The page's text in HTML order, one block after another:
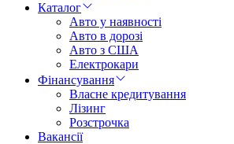
Каталог
Авто у наявності
Авто в дорозі
Авто з США
Електрокари
Фінансування
Власне кредитування
Лізинг
Розстрочка
Вакансії